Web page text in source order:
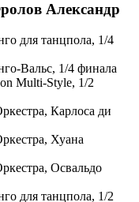
Александр
для танцпола, 1/4
Вальс, 1/4 финала
Multi-Style, 1/2
Карлосa ди
Хуана
Освальдо
для танцпола, 1/2